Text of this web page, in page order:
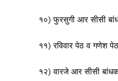
१०) फुरसुगी आर सीसी
११) रविवार पेठ व गणेश
१२) वारजे आर सीसी